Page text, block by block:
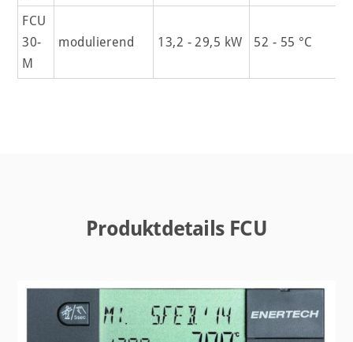
FCU
30-
M
modulierend 13,2 - 29,5 kW 52 - 55 °C
Produktdetails FCU